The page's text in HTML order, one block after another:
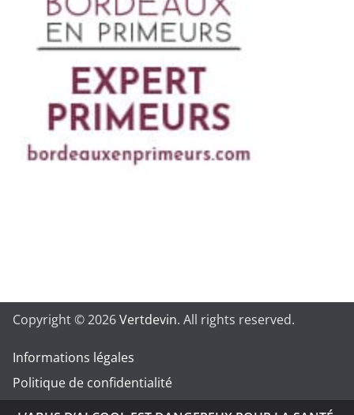
Copyright © 2026Vertdevin. All rights reserved.
Informations légales
Politique de confidentialité